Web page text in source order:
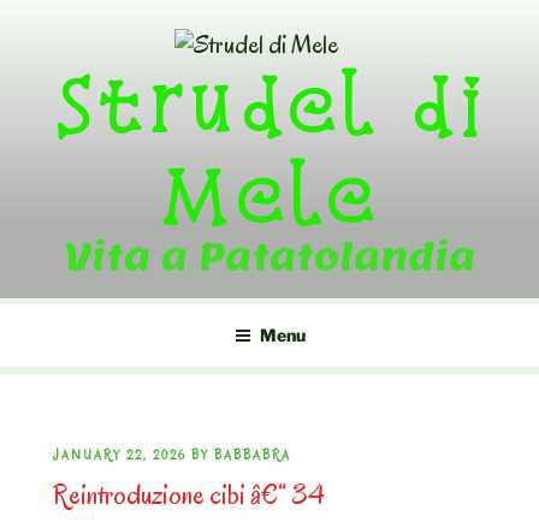
contentStrudel di
Mele
Vita a Patatolandia
Menu
POSTED
ON
JANUARY 22, 2026 BY BABBABRA
Reintroduzione cibi â€“ 34